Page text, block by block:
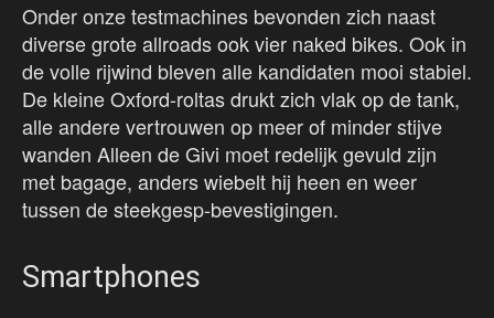
Onder onze testmachines bevonden zich naast
diverse grote allroads ook vier naked bikes. Ook in
de volle rijwind bleven alle kandidaten mooi stabiel.
De kleine Oxford-roltas drukt zich vlak op de tank,
alle andere vertrouwen op meer of minder stijve
wanden Alleen de Givi moet redelijk gevuld zijn
met bagage, anders wiebelt hij heen en weer
tussen de steekgesp-bevestigingen.
Smartphones